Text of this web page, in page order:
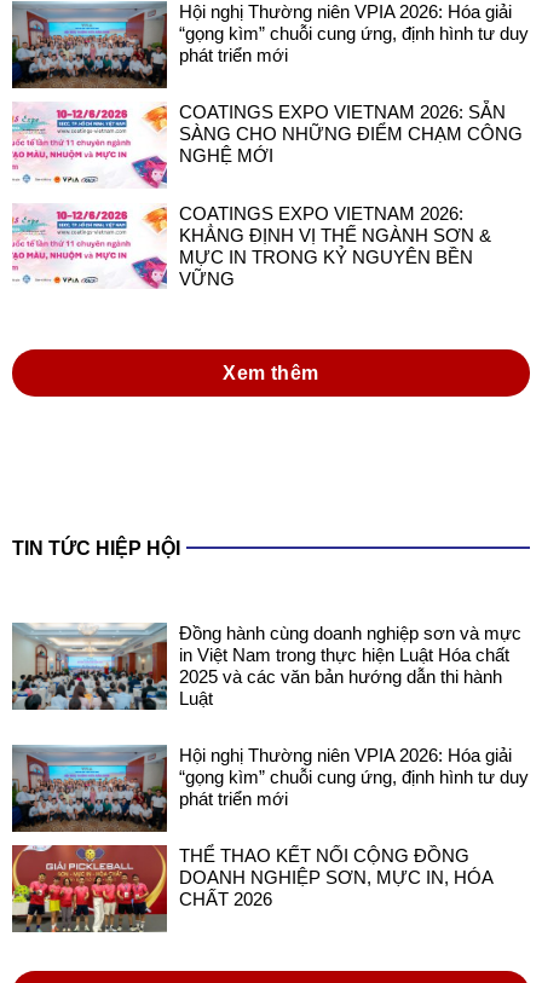
Hội nghị Thường niên VPIA 2026: Hóa giải
“gọng kìm” chuỗi cung ứng, định hình tư duy
phát triển mới
COATINGS EXPO VIETNAM 2026: SẴN
SÀNG CHO NHỮNG ĐIỂM CHẠM CÔNG
NGHỆ MỚI
COATINGS EXPO VIETNAM 2026:
KHẲNG ĐỊNH VỊ THẾ NGÀNH SƠN &
MỰC IN TRONG KỶ NGUYÊN BỀN
VỮNG
Xem thêm
TIN TỨC HIỆP HỘI
Đồng hành cùng doanh nghiệp sơn và mực
in Việt Nam trong thực hiện Luật Hóa chất
2025 và các văn bản hướng dẫn thi hành
Luật
Hội nghị Thường niên VPIA 2026: Hóa giải
“gọng kìm” chuỗi cung ứng, định hình tư duy
phát triển mới
THỂ THAO KẾT NỐI CỘNG ĐỒNG
DOANH NGHIỆP SƠN, MỰC IN, HÓA
CHẤT 2026